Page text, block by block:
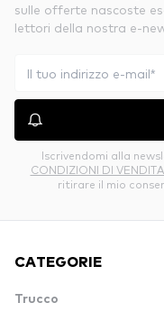
sulle offerte nascoste
lettori della nostra e-
Iscrivendomi alla
CONDIZIONI DI VENDITA
ritirare il mio
CATEGORIE
Trucco